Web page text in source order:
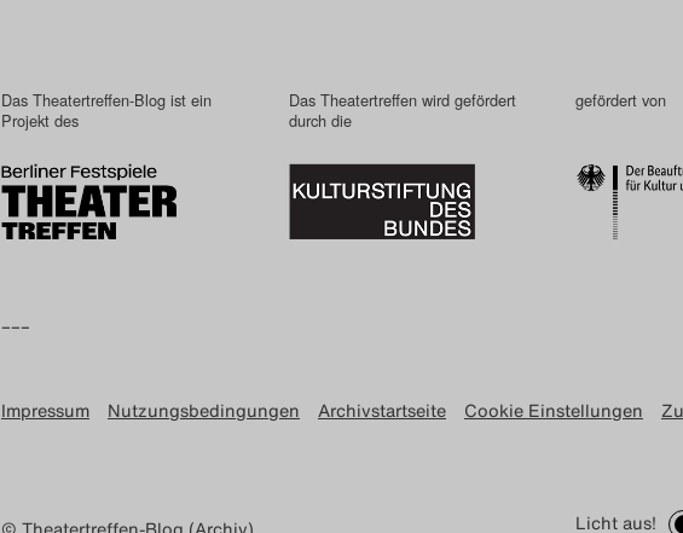
Das Theatertreffen-Blog ist ein
Projekt des
Das Theatertreffen wird gefördert
durch die
gefördert von
–––
Impressum Nutzungsbedingungen Archivstartseite Cookie Einstellungen
Licht aus!